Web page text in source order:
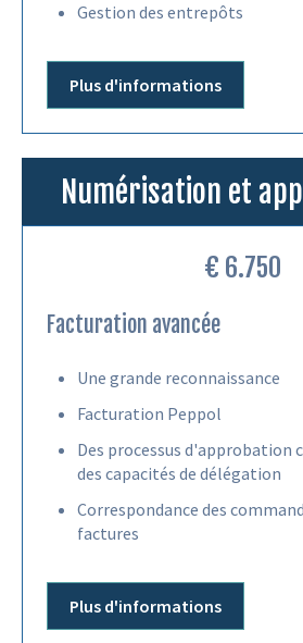
Gestion des entrepôts
Plus d'informations
Numérisation et
€ 6.750
Facturation avancée
Une grande reconnaissance
Facturation Peppol
Des processus d'approbation
des capacités de délégation
Correspondance des
factures
Plus d'informations